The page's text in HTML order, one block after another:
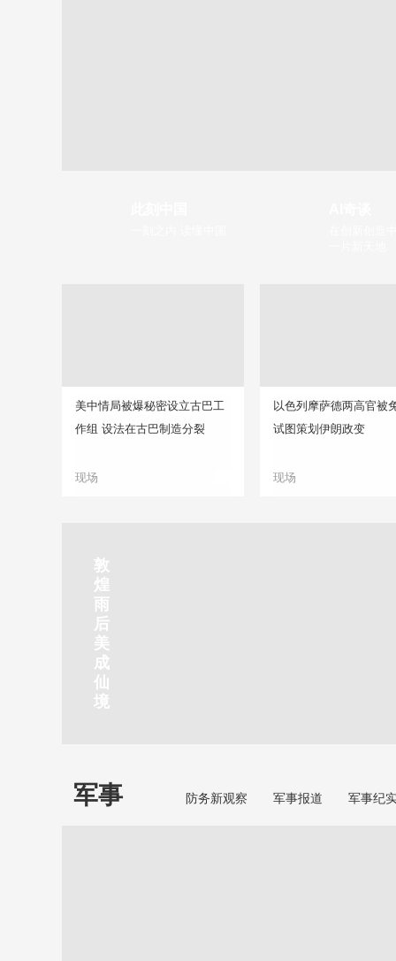
美中情局被爆秘密设立古巴工
作组 设法在古巴制造分裂
现场
以色列摩萨德两高官被
试图策划伊朗政变
现场
静赏京娘湖
京娘湖位于邯郸武安市口上村北，常年平均气温19摄氏度，夏
吉
林
市
北
山
公
园
云
探
古
北
水
镇
南
京
玄
武
湖
景
区
焦
作
红
石
峡
秦
皇
岛
金
梦
海
湾
剑
川
下
梅
岭
瀑
布
烟
雨
齐
云
山
敦
煌
雨
后
美
成
仙
境
军事 防务新观察 军事报道 军事纪